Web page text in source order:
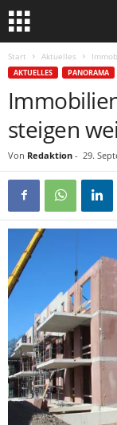
Start Aktuelles
AKTUELLES PANORAMA
steigen
Von Redaktion - 29.